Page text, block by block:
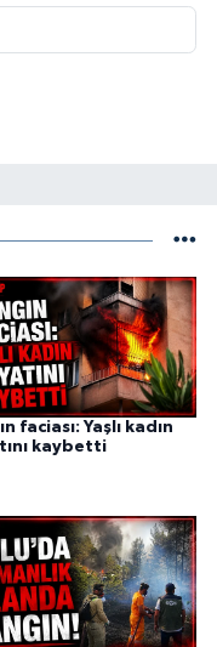
faciası: Yaşlı kadın
kaybetti